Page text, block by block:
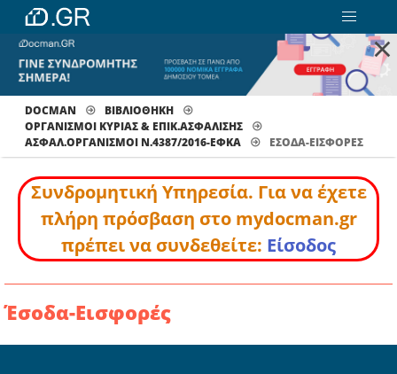
×
DOCMAN
ΒΙΒΛΙΟΘΗΚΗ
ΟΡΓΑΝΙΣΜΟΙ ΚΥΡΙΑΣ & ΕΠΙΚ.ΑΣΦΑΛΙΣΗΣ
ΑΣΦΑΛ.ΟΡΓΑΝΙΣΜΟΙ Ν.4387/2016-ΕΦΚΑ
ΈΣΟΔΑ-ΕΙΣΦΟΡΈΣ
Συνδρομητική Υπηρεσία. Για να έχετε
πλήρη πρόσβαση στο mydocman.gr
πρέπει να συνδεθείτε: Είσοδος
Έσοδα-Εισφορές